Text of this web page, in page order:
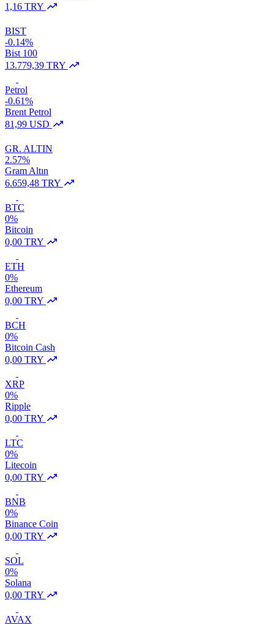
1,16 TRY
BIST
-0.14%
Bist 100
13.779,39 TRY
Petrol
-0.61%
Brent Petrol
81,99 USD
GR. ALTIN
2.57%
Gram Altın
6.659,48 TRY
BTC
0%
Bitcoin
0,00 TRY
ETH
0%
Ethereum
0,00 TRY
BCH
0%
Bitcoin Cash
0,00 TRY
XRP
0%
Ripple
0,00 TRY
LTC
0%
Litecoin
0,00 TRY
BNB
0%
Binance Coin
0,00 TRY
SOL
0%
Solana
0,00 TRY
AVAX